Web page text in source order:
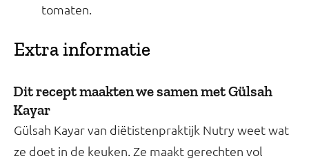
tomaten.
Extra informatie
Dit recept maakten we samen met Gülsah
Kayar
Gülsah Kayar van diëtistenpraktijk Nutry weet wat
ze doet in de keuken. Ze maakt gerechten vol